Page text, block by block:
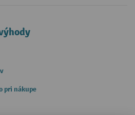
pri nákupe